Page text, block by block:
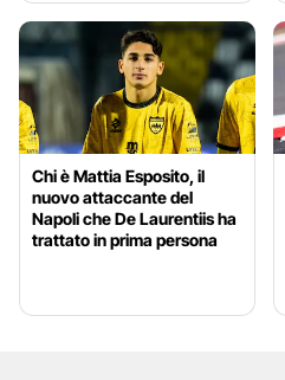
Chi è Mattia Esposito, il
nuovo attaccante del
Napoli che De Laurentiis ha
trattato in prima persona